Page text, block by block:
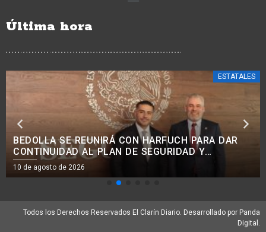
Última hora
POLICIACA
ASEGURA FGE EJEMPLAR DE AGUILILLA DE HARRIS
DURANTE CATEO POR INVESTIGACIÓN DE
MALTRATO ANIMAL EN URUAPAN
10 de agosto de 2026
Todos los Derechos Reservados El Clarín Diario. Desarrollado por Panda
Digital.